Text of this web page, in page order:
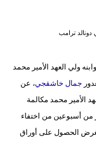
علوم
وتكنولوجيا
بيئة
مدوَّنات
دونالد ترامب
ولي العهد الأمير محمد
جمال خاشقجي، عن
الأمير محمد مكالمة
من أسبوعين من اختفاء
الحصول على أوراق